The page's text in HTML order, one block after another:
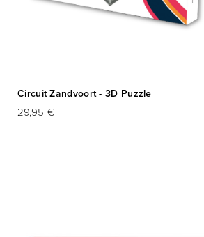
Circuit Zandvoort - 3D Puzzle
29,95 €